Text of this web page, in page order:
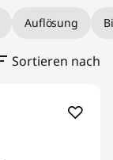
Auflösung
Sortieren nach